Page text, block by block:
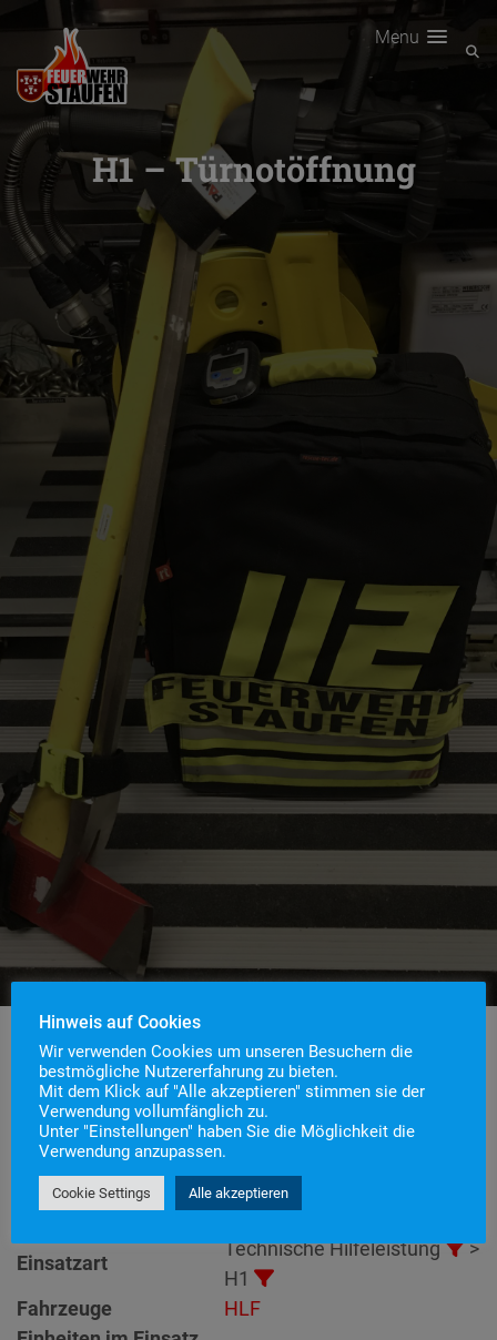
Menu
H1 – Türnotöffnung
Einsatznummer
18
Einsatzstichwort
H1 – Türnotöffnung
Einsatzort
Alarmierungszeitpunkt4. Februar 2021 6:19
Einsatzart
Technische Hilfeleistung
>
H1
Fahrzeuge
HLF
Hinweis auf Cookies
Wir verwenden Cookies um unseren Besuchern die
bestmögliche Nutzererfahrung zu bieten.
Mit dem Klick auf "Alle akzeptieren" stimmen sie der
Verwendung vollumfänglich zu.
Unter "Einstellungen" haben Sie die Möglichkeit die
Verwendung anzupassen.
Cookie Settings Alle akzeptieren